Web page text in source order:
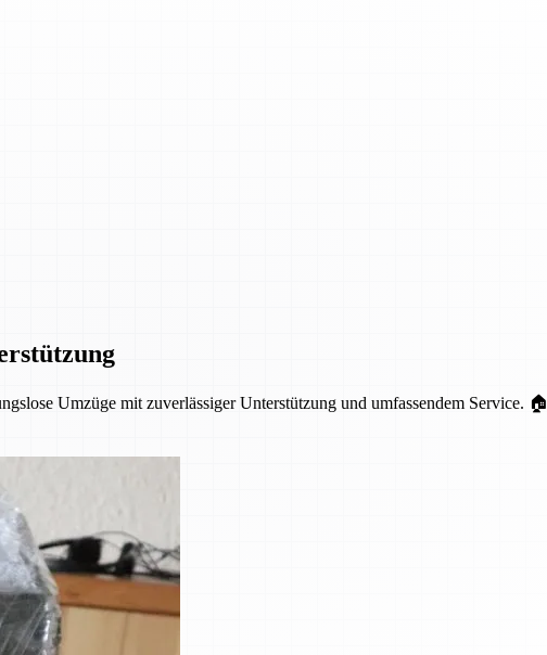
Umzüge mit zuverlässiger Unterstützung und umfassendem Service. 🏠